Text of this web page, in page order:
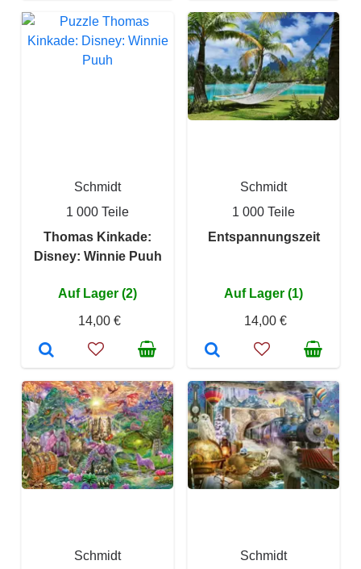
Schmidt
1 000 Teile
Thomas Kinkade:
Disney: Winnie Puuh
Auf Lager (2)
14,00 €
Schmidt
1 000 Teile
Entspannungszeit
Auf Lager (1)
14,00 €
Schmidt
Schmidt